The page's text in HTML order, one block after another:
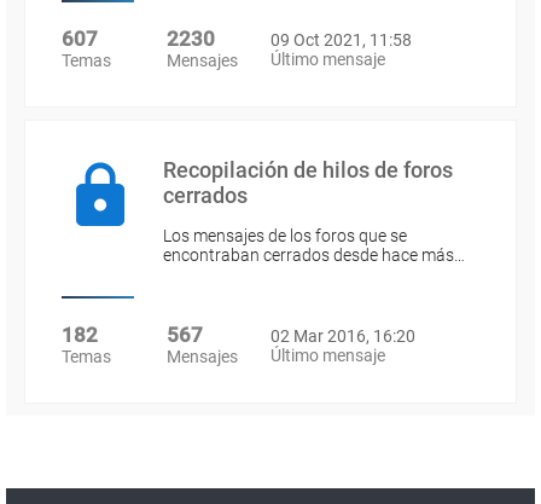
607
Temas
2230
Mensajes
09 Oct 2021, 11:58
Último mensaje
Recopilación de hilos de foros
cerrados
Los mensajes de los foros que se
encontraban cerrados desde hace más…
182
Temas
567
Mensajes
02 Mar 2016, 16:20
Último mensaje